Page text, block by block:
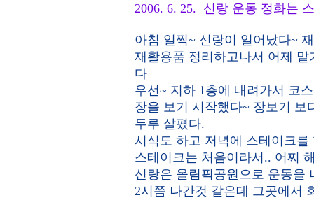
2006. 6. 25. 신랑 운동 정화는
아침 일찍~ 신랑이 일어났다~
재활용품 정리하고나서 어제
다
우선~ 지하 1층에 내려가서 코
장을 보기 시작했다~ 장보기
두루 살폈다.
시식도 하고 저녁에 스테이크
스테이크는 처음이라서.. 어찌
신랑은 올림픽공원으로 운동을
2시쯤 나간것 같은데 그곳에서